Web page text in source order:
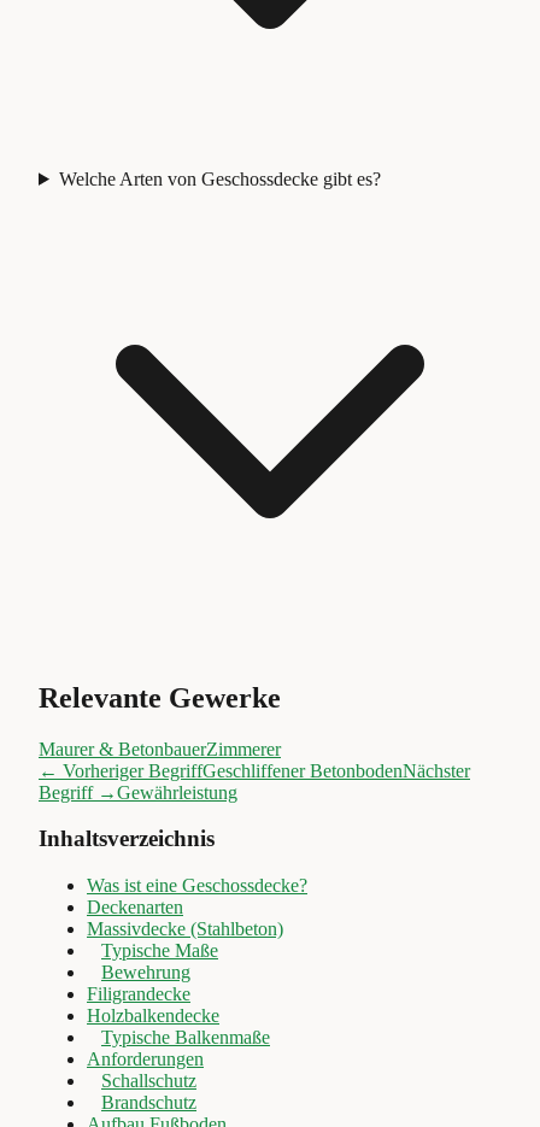
Welche Arten von Geschossdecke gibt es?
Relevante Gewerke
Maurer & BetonbauerZimmerer
← Vorheriger BegriffGeschliffener BetonbodenNächster
Begriff →Gewährleistung
Inhaltsverzeichnis
Was ist eine Geschossdecke?
Deckenarten
Massivdecke (Stahlbeton)
Typische Maße
Bewehrung
Filigrandecke
Holzbalkendecke
Typische Balkenmaße
Anforderungen
Schallschutz
Brandschutz